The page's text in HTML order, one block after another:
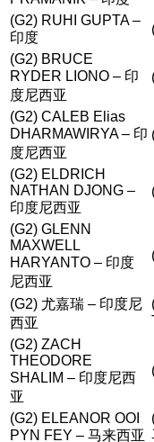
(G2) RUHI GUPTA –
印度
(G2) BRUCE
RYDER LIONO – 印
度尼西亚
(G2) CALEB Elias
DHARMAWIRYA – 印
度尼西亚
(G2) ELDRICH
NATHAN DJONG –
印度尼西亚
(G2) GLENN
MAXWELL
HARYANTO – 印度
尼西亚
(G2) 尤嘉瑞 – 印度尼
西亚
(G2) ZACH
THEODORE
SHALIM – 印度尼西
亚
(G2) ELEANOR OOI
PYN FEY – 马来西亚